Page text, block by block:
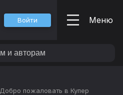
Войти Меню
Добро пожаловать в Купер